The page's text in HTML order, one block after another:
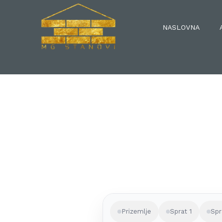
NASLOVNA
Prizemlje Sprat 1